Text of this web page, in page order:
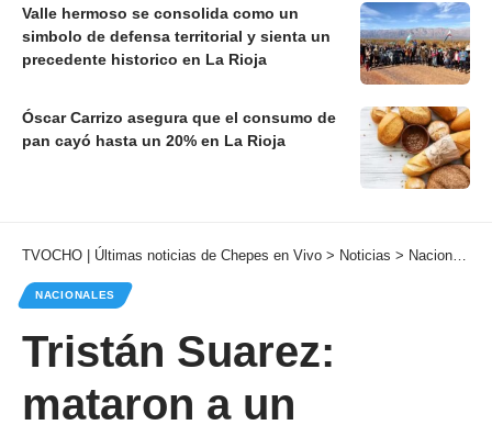
Valle hermoso se consolida como un
simbolo de defensa territorial y sienta un
precedente historico en La Rioja
Óscar Carrizo asegura que el consumo de
pan cayó hasta un 20% en La Rioja
TVOCHO | Últimas noticias de Chepes en Vivo > Noticias > Nacionales
NACIONALES
Tristán Suarez:
mataron a un